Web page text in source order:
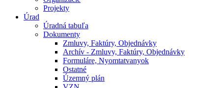
Projekty
Úrad
Úradná tabuľa
Dokumenty
Zmluvy, Faktúry, Objednávky
Archív - Zmluvy, Faktúry, Objednávky
Formuláre, Nyomtatvanyok
Ostatné
Územný plán